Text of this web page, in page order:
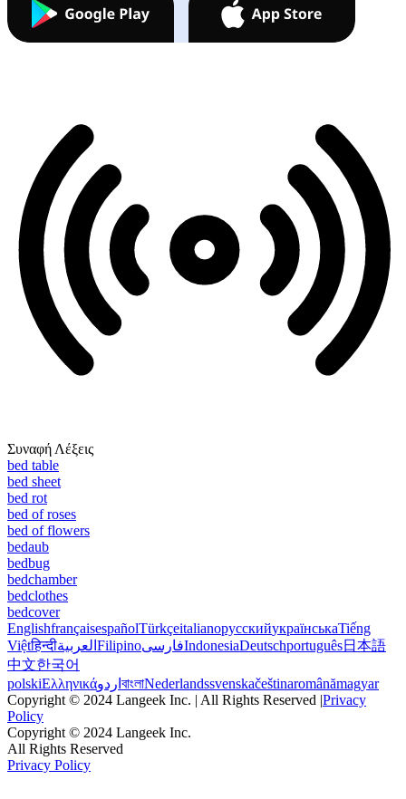
Συναφή Λέξεις
bed table
bed sheet
bed rot
bed of roses
bed of flowers
bedaub
bedbug
bedchamber
bedclothes
bedcover
EnglishfrançaisespañolTürkçeitalianoрусскийукраїнськаTiếng
Việtहिन्दीالعربية FilipinoفارسیIndonesiaDeutschportuguês日本語
中文한국어
polskiΕλληνικάاردو বাংলাNederlandssvenskačeštinaromânămagyar
Copyright © 2024 Langeek Inc. | All Rights Reserved |Privacy
Policy
Copyright © 2024 Langeek Inc.
All Rights Reserved
Privacy Policy